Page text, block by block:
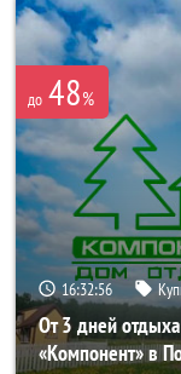
до 48%
16:32:55
От 3 дней
«Компонент» в